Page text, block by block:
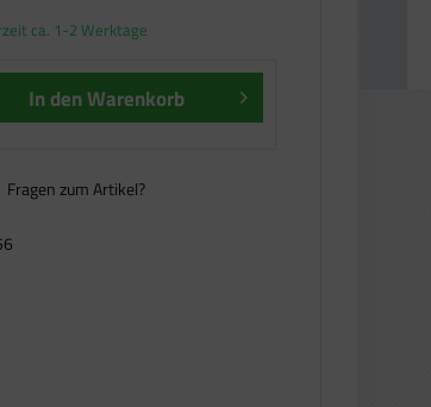
ca. 1-2 Werktage
In denWarenkorb
Fragen zum Artikel?